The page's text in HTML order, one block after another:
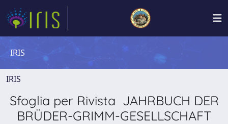
IRIS
IRIS
Sfoglia per Rivista JAHRBUCH DER
BRÜDER-GRIMM-GESELLSCHAFT